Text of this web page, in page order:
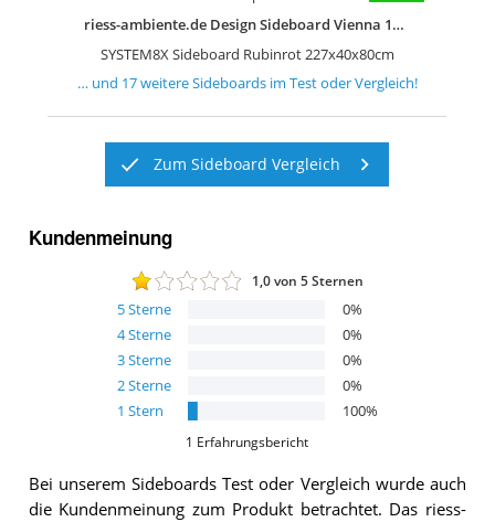
riess-ambiente.de Design Sideboard Vienna 154cm Wiener Geflecht Rattan
SYSTEM8X Sideboard Rubinrot 227x40x80cm
… und 17weitereSideboardsim Test oder Vergleich!
Zum Sideboard Vergleich
Kundenmeinung
1,0von 5 Sternen
5Sterne 0%
4Sterne 0%
3Sterne 0%
2Sterne 0%
1 Stern 100%
1 Erfahrungsbericht
Bei unseremSideboards Test oder Vergleich wurde auch
die Kundenmeinung zum Produkt betrachtet. Das riess-